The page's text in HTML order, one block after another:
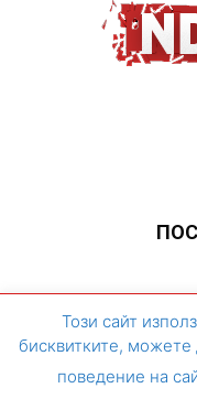
ЗА НАС
Този сайт
бисквитките, можете
поведение на